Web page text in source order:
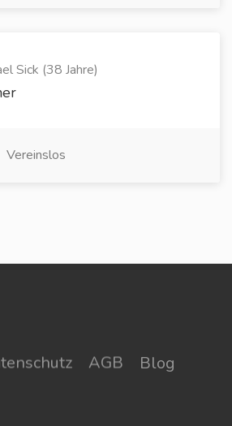
Sick (38 Jahre)
Vereinslos
AGB
Blog